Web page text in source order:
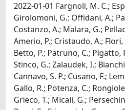
2022-01-01 Fargnoli, M. C.;
Girolomoni, G.; Offidani, A.;
Costanzo, A.; Malara, G.;
Amerio, P.; Cristaudo, A.;
Betto, P.; Patruno, C.; Pigatto,
Stinco, G.; Zalaudek, I.;
Cannavo, S. P.; Cusano, F.;
Gallo, R.; Potenza, C.;
Grieco, T.; Micali, G.;